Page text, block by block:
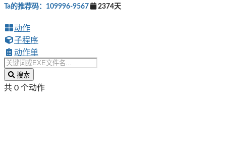
Ta的推荐码：109996-9567 2374天
动作
子程序
动作单
搜索
共 0 个动作